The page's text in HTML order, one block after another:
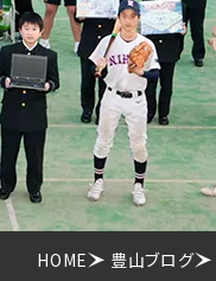
HOME 豊山ブログ